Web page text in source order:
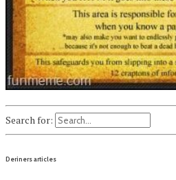
Search for:
Deriners articles